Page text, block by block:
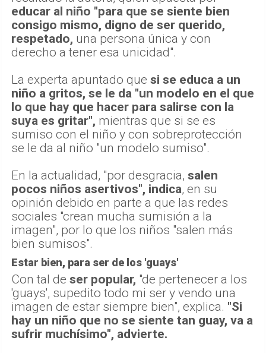
educar al niño "para que se siente bien
consigo mismo, digno de ser querido,
respetado, una persona única y con
derecho a tener esa unicidad".
La experta apuntado que si se educa a un
niño a gritos, se le da "un modelo en el que
lo que hay que hacer para salirse con la
suya es gritar", mientras que si se es
sumiso con el niño y con sobreprotección
se le da al niño "un modelo sumiso".
En la actualidad, "por desgracia, salen
pocos niños asertivos", indica, en su
opinión debido en parte a que las redes
sociales "crean mucha sumisión a la
imagen", por lo que los niños "salen más
bien sumisos".
Estar bien, para ser de los 'guays'
Con tal de ser popular, "de pertenecer a los
'guays', supedito todo mi ser y vendo una
imagen de estar siempre bien", explica. "Si
hay un niño que no se siente tan guay, va a
sufrir muchísimo", advierte.